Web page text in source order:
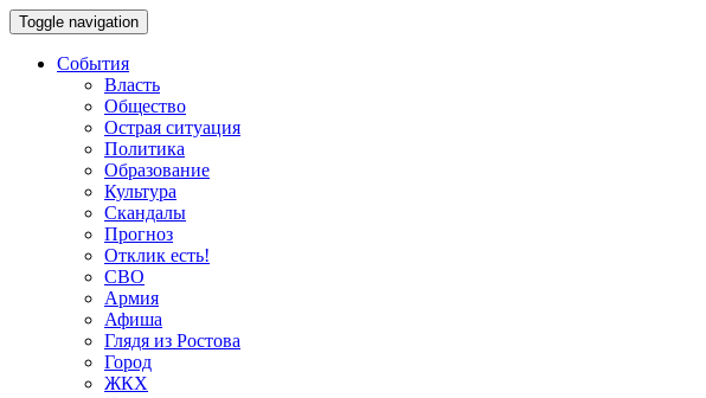
Toggle navigation
События
Власть
Общество
Острая ситуация
Политика
Образование
Культура
Скандалы
Прогноз
Отклик есть!
СВО
Армия
Афиша
Глядя из Ростова
Город
ЖКХ